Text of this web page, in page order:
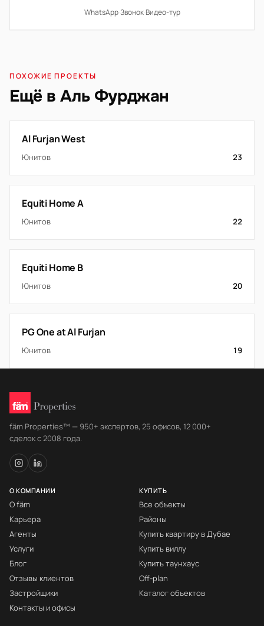
WhatsApp·Звонок·Видео-тур
ПОХОЖИЕ ПРОЕКТЫ
Ещё в Аль Фурджан
Al Furjan West
Юнитов 23
Equiti Home A
Юнитов 22
Equiti Home B
Юнитов 20
PG One at Al Furjan
Юнитов 19
fäm Properties™ — 950+ экспертов, 25 офисов, 12 000+
сделок с 2008 года.
О КОМПАНИИ
О fäm
Карьера
Агенты
Услуги
Блог
Отзывы клиентов
Застройщики
Контакты и офисы
КУПИТЬ
Все объекты
Районы
Купить квартиру в Дубае
Купить виллу
Купить таунхаус
Off-plan
Каталог объектов